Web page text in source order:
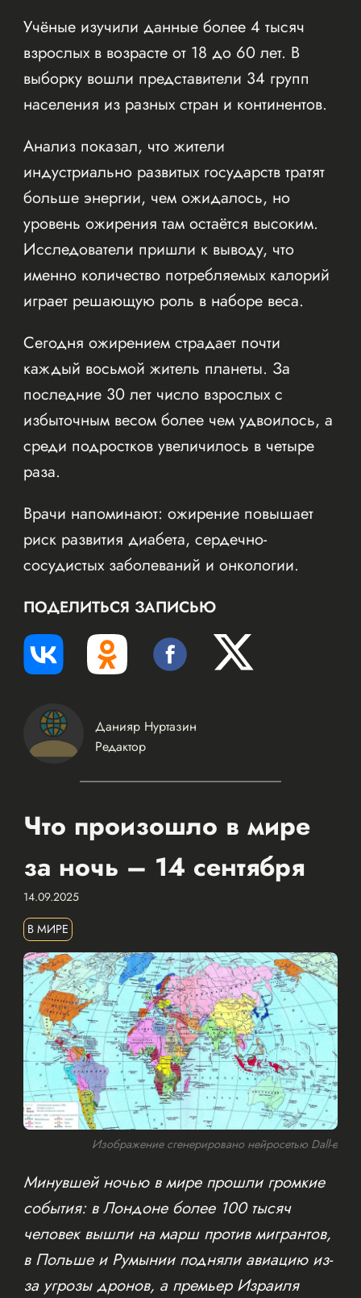
Учёные изучили данные более 4 тысяч
взрослых в возрасте от 18 до 60 лет. В
выборку вошли представители 34 групп
населения из разных стран и континентов.
Анализ показал, что жители
индустриально развитых государств тратят
больше энергии, чем ожидалось, но
уровень ожирения там остаётся высоким.
Исследователи пришли к выводу, что
именно количество потребляемых калорий
играет решающую роль в наборе веса.
Сегодня ожирением страдает почти
каждый восьмой житель планеты. За
последние 30 лет число взрослых с
избыточным весом более чем удвоилось, а
среди подростков увеличилось в четыре
раза.
Врачи напоминают: ожирение повышает
риск развития диабета, сердечно-
сосудистых заболеваний и онкологии.
ПОДЕЛИТЬСЯ ЗАПИСЬЮ
Данияр Нуртазин
Редактор
Что произошло в мире
за ночь – 14 сентября
14.09.2025
В МИРЕ
Изображение сгенерировано нейросетью Dall-e
Минувшей ночью в мире прошли громкие
события: в Лондоне более 100 тысяч
человек вышли на марш против мигрантов,
в Польше и Румынии подняли авиацию из-
за угрозы дронов, а премьер Израиля